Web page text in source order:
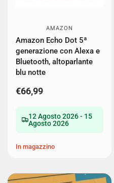
AMAZON
Amazon Echo Dot 5ª
generazione con Alexa e
Bluetooth, altoparlante
blu notte
€66,99
12 Agosto 2026 - 15
Agosto 2026
In magazzino